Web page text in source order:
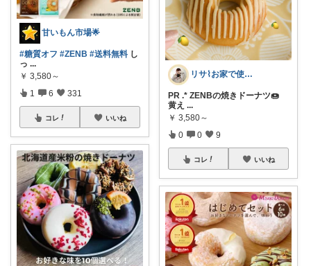
甘いもん市場🌟
#糖質オフ #ZENB #送料無料 し
っ ...
￥ 3,580～
1 6 331
コレ いいね
リサ⌇お家で使えるときめくモノ ୨୧˖*
PR .* ZENBの焼きドーナツ🍩
黄え ...
￥ 3,580～
0 0 9
コレ いいね